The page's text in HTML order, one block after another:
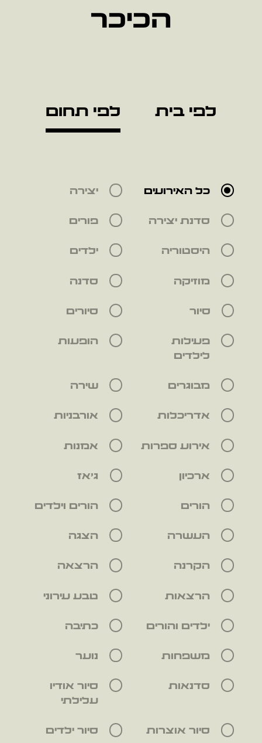
הכיכר
לפי בית לפי תחום
כל האירועים יצירה
סדנת יצירה פורים
היסטוריה ילדים
מוזיקה סדנה
סיור סיורים
פעילות
לילדים
הופעות
מבוגרים שירה
אדריכלות אורבניות
אירוע ספרות אמנות
ארכיון ג'אז
הורים הורים וילדים
העשרה הצגה
הקרנה הרצאה
הרצאות טבע עירוני
ילדים והורים כתיבה
משפחות נוער
סדנאות
סיור אודיו
עלילתי
סיור אוצרות סיור ילדים